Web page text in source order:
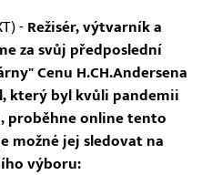
- Režisér, výtvarník a
za svůj předposlední
Cenu H.CH.Andersena
který byl kvůli pandemii
proběhne online tento
možné jej sledovat na
výboru: